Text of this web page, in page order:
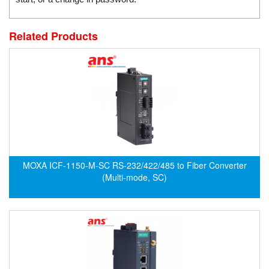
EMCSOSIN
Emerson/Vertiv
Enerdoor
ENERSYS
Environmental Compliance Products
Related Products
MOXA ICF-1150-M-SC RS-232/422/485 to Fiber Converter
(Multi-mode, SC)